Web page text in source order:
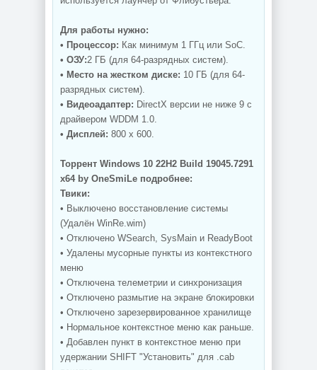
Для работы нужно:
• Процессор: Как минимум 1 ГГц или SoC.
• ОЗУ:2 ГБ (для 64-разрядных систем).
• Место на жестком диске: 10 ГБ (для 64-
разрядных систем).
• Видеоадаптер: DirectX версии не ниже 9 с
драйвером WDDM 1.0.
• Дисплей: 800 x 600.
Торрент Windows 10 22H2 Build 19045.7291
x64 by OneSmiLe подробнее:
Твики:
• Выключено восстановление системы
(Удалён WinRe.wim)
• Отключено WSearch, SysMain и ReadyBoot
• Удалены мусорные пункты из контекстного
меню
• Отключена телеметрии и синхронизация
• Отключено размытие на экране блокировки
• Отключено зарезервированное хранилище
• Нормальное контекстное меню как раньше.
• Добавлен пункт в контекстное меню при
удержании SHIFT "Установить" для .cab